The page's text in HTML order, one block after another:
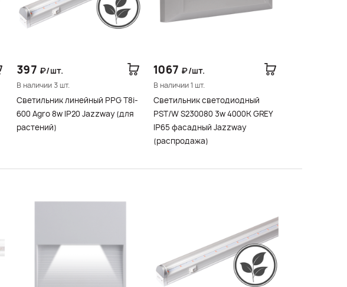
397 ₽/шт.
В наличии 3 шт.
Светильник линейный PPG T8i-
600 Agro 8w IP20 Jazzway (для
растений)
1067 ₽/шт.
В наличии 1 шт.
Светильник светодиодный
PST/W S230080 3w 4000K GREY
IP65 фасадный Jazzway
(распродажа)